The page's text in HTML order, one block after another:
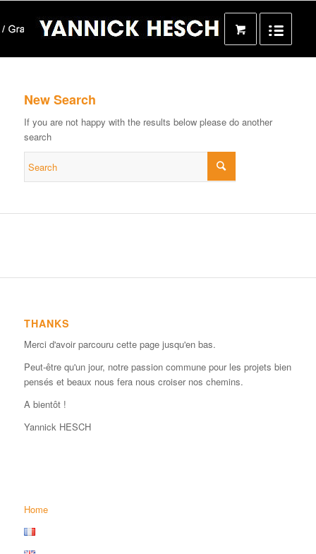
New Search
If you are not happy with the results below please do another
search
THANKS
Merci d'avoir parcouru cette page jusqu'en bas.
Peut-être qu'un jour, notre passion commune pour les projets bien
pensés et beaux nous fera nous croiser nos chemins.
A bientôt !
Yannick HESCH
Home